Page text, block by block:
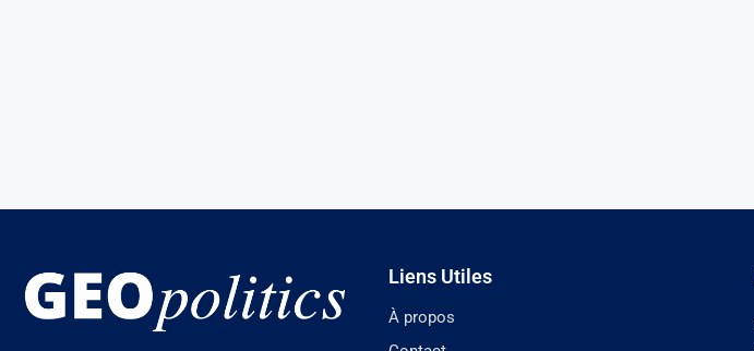
Liens Utiles
À propos